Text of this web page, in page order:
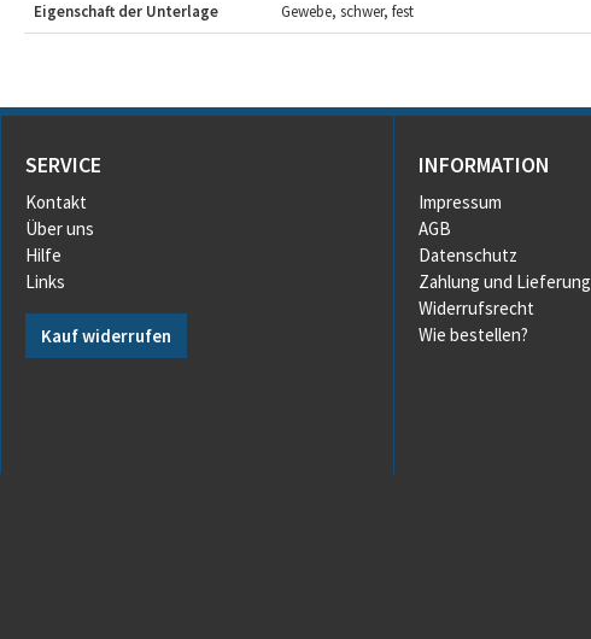
Eigenschaft der Unterlage Gewebe, schwer, fest
SERVICE
Kontakt
Über uns
Hilfe
Links
Kauf widerrufen
INFORMATION
Impressum
AGB
Datenschutz
Zahlung und Lieferung
Widerrufsrecht
Wie bestellen?